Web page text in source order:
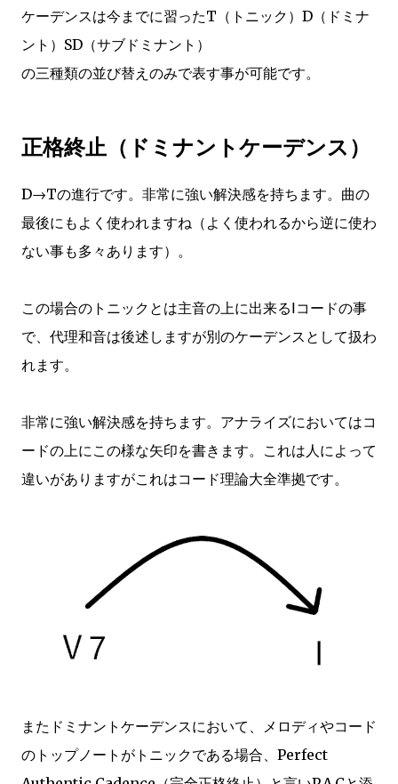
ケーデンスは今までに習ったT（トニック）D（ドミナ
ント）SD（サブドミナント）
の三種類の並び替えのみで表す事が可能です。
正格終止（ドミナントケーデンス）
D→Tの進行です。非常に強い解決感を持ちます。曲の
最後にもよく使われますね（よく使われるから逆に使わ
ない事も多々あります）。
この場合のトニックとは主音の上に出来るⅠコードの事
で、代理和音は後述しますが別のケーデンスとして扱わ
れます。
非常に強い解決感を持ちます。アナライズにおいてはコ
ードの上にこの様な矢印を書きます。これは人によって
違いがありますがこれはコード理論大全準拠です。
またドミナントケーデンスにおいて、メロディやコード
のトップノートがトニックである場合、Perfect